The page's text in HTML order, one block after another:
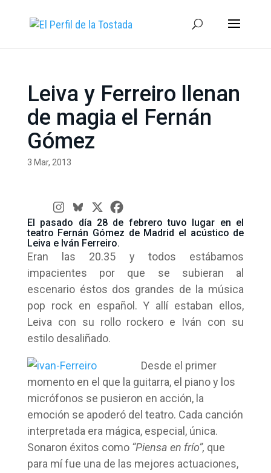
Leiva y Ferreiro llenan
de magia el Fernán
Gómez
3 Mar, 2013
El pasado día 28 de febrero tuvo lugar en el
teatro Fernán Gómez de Madrid el acústico de
Leiva e Iván Ferreiro.
Eran las 20.35 y todos estábamos
impacientes por que se subieran al
escenario éstos dos grandes de la música
pop rock en español. Y allí estaban ellos,
Leiva con su rollo rockero e Iván con su
estilo desaliñado.
Desde el primer
momento en el que la guitarra, el piano y los
micrófonos se pusieron en acción, la
emoción se apoderó del teatro. Cada canción
interpretada era mágica, especial, única.
Sonaron éxitos como “Piensa en frío”, que
para mí fue una de las mejores actuaciones,